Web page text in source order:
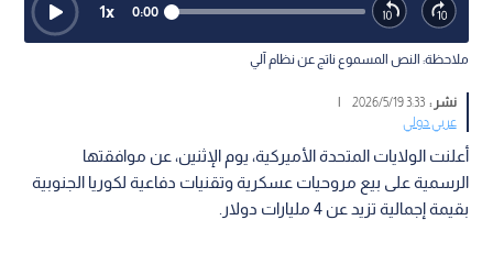
0:00
1x
ملاحظة: النص المسموع ناتج عن نظام آلي
نشر :3:33 2026/5/19
|
عربي دولي
أعلنت الولايات المتحدة الأميركية، يوم الإثنين، عن موافقتها
الرسمية على بيع مروحيات عسكرية وتقنيات دفاعية لكوريا الجنوبية
بقيمة إجمالية تزيد عن 4 مليارات دولار.